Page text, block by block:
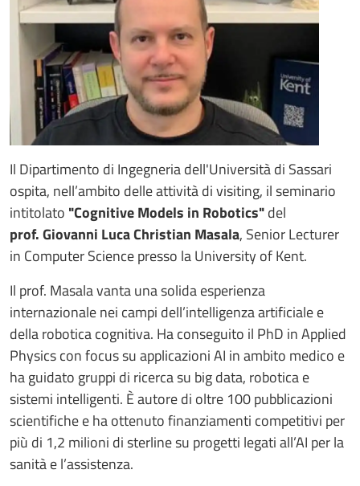
Il Dipartimento di Ingegneria dell'Università di Sassari
ospita, nell’ambito delle attività di visiting, il seminario
intitolato "Cognitive Models in Robotics"del
prof. Giovanni Luca Christian Masala, Senior Lecturer
in Computer Science presso la University of Kent.
Il prof. Masala vanta una solida esperienza
internazionale nei campi dell’intelligenza artificiale e
della robotica cognitiva. Ha conseguito il PhD in Applied
Physics con focus su applicazioni AI in ambito medico e
ha guidato gruppi di ricerca su big data, robotica e
sistemi intelligenti. È autore di oltre 100 pubblicazioni
scientifiche e ha ottenuto finanziamenti competitivi per
più di 1,2 milioni di sterline su progetti legati all’AI per la
sanità e l’assistenza.